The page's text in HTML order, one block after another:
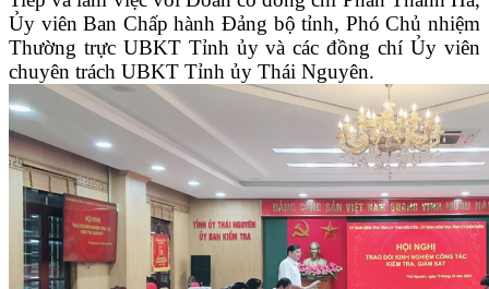
Ủy viên Ban Chấp hành Đảng bộ tỉnh, Phó Chủ nhiệm
Thường trực UBKT Tỉnh ủy và các đồng chí Ủy viên
chuyên trách UBKT Tỉnh ủy Thái Nguyên.